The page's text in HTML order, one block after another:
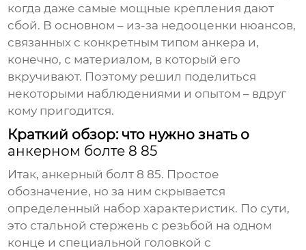
когда даже самые мощные крепления дают
сбой. В основном – из-за недооценки нюансов,
связанных с конкретным типом анкера и,
конечно, с материалом, в который его
вкручивают. Поэтому решил поделиться
некоторыми наблюдениями и опытом – вдруг
кому пригодится.
Краткий обзор: что нужно знать о
анкерном болте 8 85
Итак, анкерный болт 8 85. Простое
обозначение, но за ним скрывается
определенный набор характеристик. По сути,
это стальной стержень с резьбой на одном
конце и специальной головкой с